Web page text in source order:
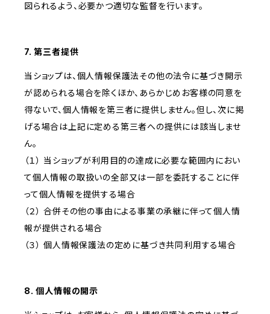
図られるよう、必要かつ適切な監督を行います。
7. 第三者提供
当ショップは、個人情報保護法その他の法令に基づき開示
が認められる場合を除くほか、あらかじめお客様の同意を
得ないで、個人情報を第三者に提供しません。但し、次に掲
げる場合は上記に定める第三者への提供には該当しませ
ん。
（１） 当ショップが利用目的の達成に必要な範囲内におい
て個人情報の取扱いの全部又は一部を委託することに伴
って個人情報を提供する場合
（２） 合併その他の事由による事業の承継に伴って個人情
報が提供される場合
（３） 個人情報保護法の定めに基づき共同利用する場合
8. 個人情報の開示